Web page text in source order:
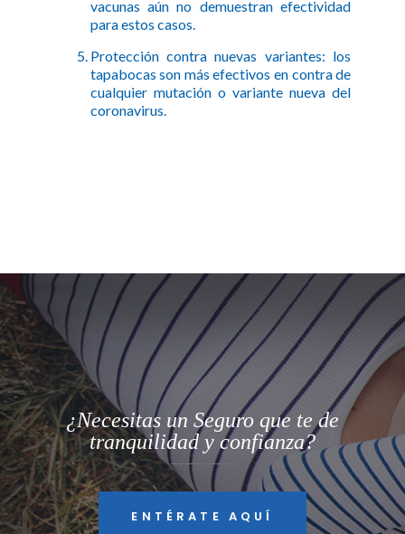
vacunas aún no demuestran efectividad
para estos casos.
Protección contra nuevas variantes: los
tapabocas son más efectivos en contra de
cualquier mutación o variante nueva del
coronavirus.
¿Necesitas un Seguro que te de
tranquilidad y confianza?
ENTÉRATE AQUÍ